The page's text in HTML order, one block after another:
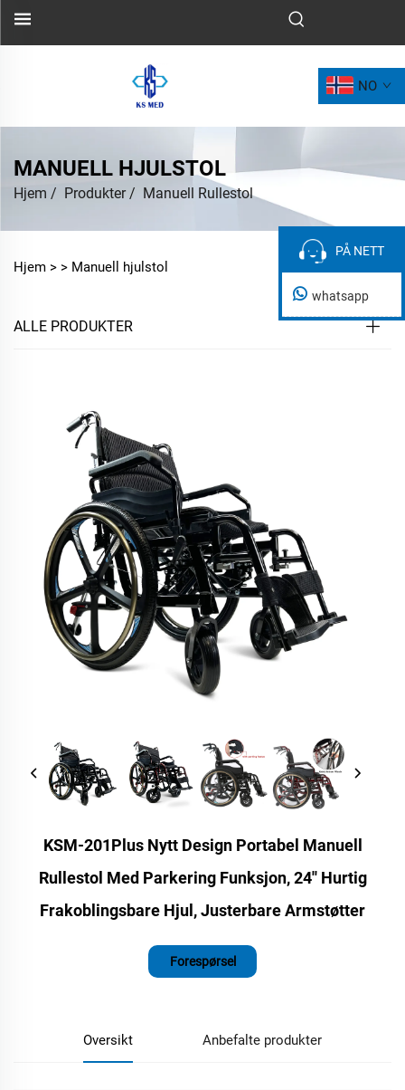
NO
MANUELL HJULSTOL
Hjem / Produkter/ Manuell Rullestol
Hjem > > Manuell hjulstol
ALLE PRODUKTER
KSM-201Plus Nytt Design Portabel Manuell
Rullestol Med Parkering Funksjon, 24′′ Hurtig
Frakoblingsbare Hjul, Justerbare Armstøtter
Forespørsel
Oversikt Anbefalte produkter
PÅ NETT
PÅ NETT
whatsapp